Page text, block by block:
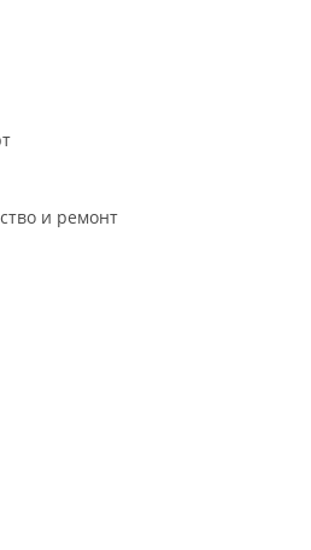
и ремонт